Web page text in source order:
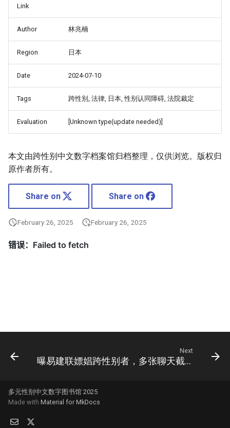
Link
Author 林兆楠
Region 日本
Date 2024-07-10
Tags 跨性别, 法律, 日本, 性别认同障碍, 法院裁定
Evaluation [Unknown type(update needed)]
本文由跨性别中文数字档案馆归档整理，仅供浏览。版权归
原作者所有。
Share on Share on
February 26, 2025 February 26, 2025
Next
曝易建联嫖娼跨性别者，多张聊天截图及现场照曝出，本人火速关评
多元性别中文数字图书馆 2025
Made with Material for MkDocs